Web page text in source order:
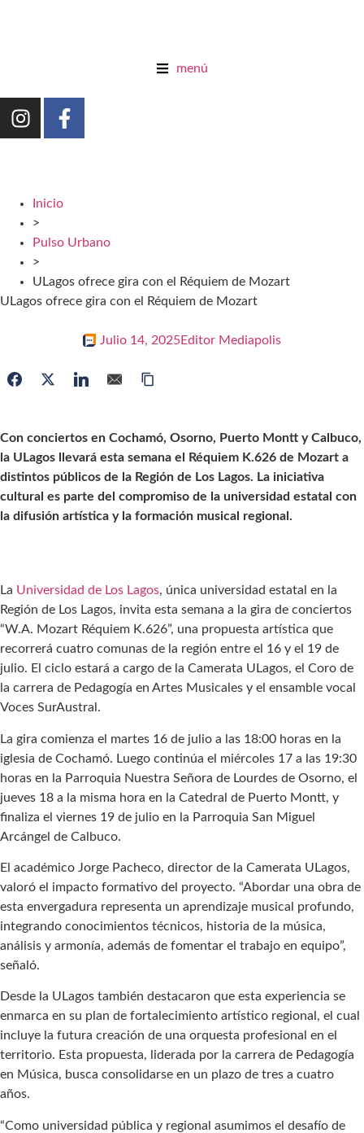
menú
Inicio
>
Pulso Urbano
>
ULagos ofrece gira con el Réquiem de Mozart
ULagos ofrece gira con el Réquiem de Mozart
Julio 14, 2025Editor Mediapolis
Con conciertos en Cochamó, Osorno, Puerto Montt y Calbuco,
la ULagos llevará esta semana el Réquiem K.626 de Mozart a
distintos públicos de la Región de Los Lagos. La iniciativa
cultural es parte del compromiso de la universidad estatal con
la difusión artística y la formación musical regional.
La Universidad de Los Lagos, única universidad estatal en la
Región de Los Lagos, invita esta semana a la gira de conciertos
“W.A. Mozart Réquiem K.626”, una propuesta artística que
recorrerá cuatro comunas de la región entre el 16 y el 19 de
julio. El ciclo estará a cargo de la Camerata ULagos, el Coro de
la carrera de Pedagogía en Artes Musicales y el ensamble vocal
Voces SurAustral.
La gira comienza el martes 16 de julio a las 18:00 horas en la
iglesia de Cochamó. Luego continúa el miércoles 17 a las 19:30
horas en la Parroquia Nuestra Señora de Lourdes de Osorno, el
jueves 18 a la misma hora en la Catedral de Puerto Montt, y
finaliza el viernes 19 de julio en la Parroquia San Miguel
Arcángel de Calbuco.
El académico Jorge Pacheco, director de la Camerata ULagos,
valoró el impacto formativo del proyecto. “Abordar una obra de
esta envergadura representa un aprendizaje musical profundo,
integrando conocimientos técnicos, historia de la música,
análisis y armonía, además de fomentar el trabajo en equipo”,
señaló.
Desde la ULagos también destacaron que esta experiencia se
enmarca en su plan de fortalecimiento artístico regional, el cual
incluye la futura creación de una orquesta profesional en el
territorio. Esta propuesta, liderada por la carrera de Pedagogía
en Música, busca consolidarse en un plazo de tres a cuatro
años.
“Como universidad pública y regional asumimos el desafío de